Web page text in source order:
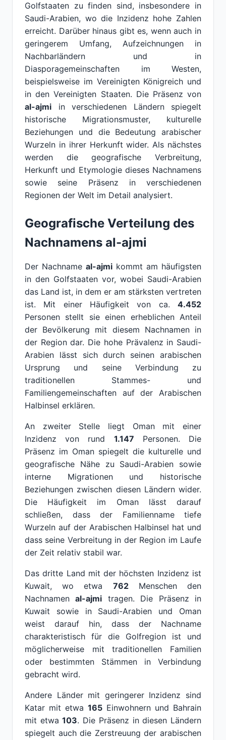
Golfstaaten zu finden sind, insbesondere in
Saudi-Arabien, wo die Inzidenz hohe Zahlen
erreicht. Darüber hinaus gibt es, wenn auch in
geringerem Umfang, Aufzeichnungen in
Nachbarländern und in
Diasporagemeinschaften im Westen,
beispielsweise im Vereinigten Königreich und
in den Vereinigten Staaten. Die Präsenz von
al-ajmi in verschiedenen Ländern spiegelt
historische Migrationsmuster, kulturelle
Beziehungen und die Bedeutung arabischer
Wurzeln in ihrer Herkunft wider. Als nächstes
werden die geografische Verbreitung,
Herkunft und Etymologie dieses Nachnamens
sowie seine Präsenz in verschiedenen
Regionen der Welt im Detail analysiert.
Geografische Verteilung des
Nachnamens al-ajmi
Der Nachname al-ajmi kommt am häufigsten
in den Golfstaaten vor, wobei Saudi-Arabien
das Land ist, in dem er am stärksten vertreten
ist. Mit einer Häufigkeit von ca. 4.452
Personen stellt sie einen erheblichen Anteil
der Bevölkerung mit diesem Nachnamen in
der Region dar. Die hohe Prävalenz in Saudi-
Arabien lässt sich durch seinen arabischen
Ursprung und seine Verbindung zu
traditionellen Stammes- und
Familiengemeinschaften auf der Arabischen
Halbinsel erklären.
An zweiter Stelle liegt Oman mit einer
Inzidenz von rund 1.147 Personen. Die
Präsenz im Oman spiegelt die kulturelle und
geografische Nähe zu Saudi-Arabien sowie
interne Migrationen und historische
Beziehungen zwischen diesen Ländern wider.
Die Häufigkeit im Oman lässt darauf
schließen, dass der Familienname tiefe
Wurzeln auf der Arabischen Halbinsel hat und
dass seine Verbreitung in der Region im Laufe
der Zeit relativ stabil war.
Das dritte Land mit der höchsten Inzidenz ist
Kuwait, wo etwa 762Menschen den
Nachnamenal-ajmi tragen. Die Präsenz in
Kuwait sowie in Saudi-Arabien und Oman
weist darauf hin, dass der Nachname
charakteristisch für die Golfregion ist und
möglicherweise mit traditionellen Familien
oder bestimmten Stämmen in Verbindung
gebracht wird.
Andere Länder mit geringerer Inzidenz sind
Katar mit etwa 165 Einwohnern und Bahrain
mit etwa103. Die Präsenz in diesen Ländern
spiegelt auch die Zerstreuung der arabischen